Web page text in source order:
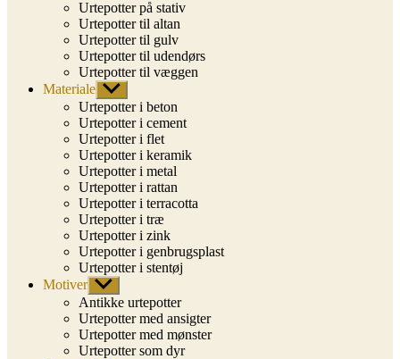
Urtepotter på stativ
Urtepotter til altan
Urtepotter til gulv
Urtepotter til udendørs
Urtepotter til væggen
Materiale Vis
undermenu
Urtepotter i beton
Urtepotter i cement
Urtepotter i flet
Urtepotter i keramik
Urtepotter i metal
Urtepotter i rattan
Urtepotter i terracotta
Urtepotter i træ
Urtepotter i zink
Urtepotter i genbrugsplast
Urtepotter i stentøj
Motiver Vis
undermenu
Antikke urtepotter
Urtepotter med ansigter
Urtepotter med mønster
Urtepotter som dyr